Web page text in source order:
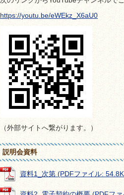
https://youtu.be/eWEkz_X6aU0
（外部サイトへ繋がります。）
説明会資料
資料1_次第 (PDFファイル: